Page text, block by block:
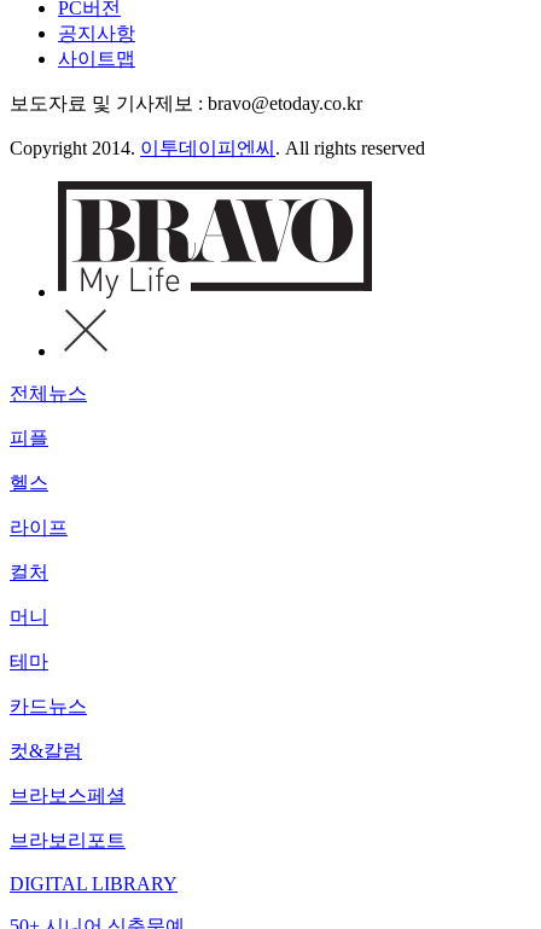
PC버전
공지사항
사이트맵
보도자료 및 기사제보 : bravo@etoday.co.kr
Copyright 2014. 이투데이피엔씨 . All rights reserved
전체뉴스
피플
헬스
라이프
컬처
머니
테마
카드뉴스
컷&칼럼
브라보스페셜
브라보리포트
DIGITAL LIBRARY